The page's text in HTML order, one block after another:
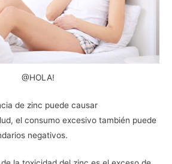
@HOLA!
de zinc puede causar
el consumo excesivo también puede
negativos.